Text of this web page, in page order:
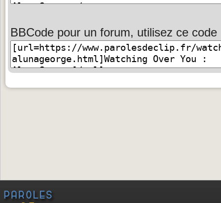
BBCode pour un forum, utilisez ce code